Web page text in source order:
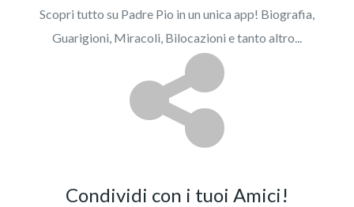
Scopri tutto su Padre Pio in un unica app! Biografia,
Guarigioni, Miracoli, Bilocazioni e tanto altro...
Condividi con i tuoi Amici!